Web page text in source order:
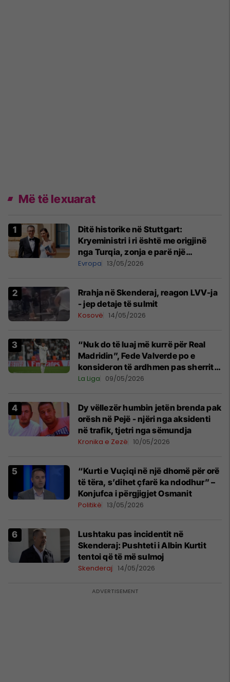
Më të lexuarat
Ditë historike në Stuttgart:
Kryeministri i ri është me origjinë
nga Turqia, zonja e parë një
shqiptare nga Kanadaja
Evropa 13/05/2026
Rrahja në Skenderaj, reagon LVV-ja
- jep detaje të sulmit
Kosovë 14/05/2026
“Nuk do të luaj më kurrë për Real
Madridin”, Fede Valverde po e
konsideron të ardhmen pas sherrit
me Tchouamenin
La Liga 09/05/2026
Dy vëllezër humbin jetën brenda pak
orësh në Pejë - njëri nga aksidenti
në trafik, tjetri nga sëmundja
Kronika e Zezë 10/05/2026
“Kurti e Vuçiqi në një dhomë për orë
të tëra, s’dihet çfarë ka ndodhur” –
Konjufca i përgjigjet Osmanit
Politikë 13/05/2026
Lushtaku pas incidentit në
Skenderaj: Pushteti i Albin Kurtit
tentoi që të më sulmoj
Skenderaj 14/05/2026